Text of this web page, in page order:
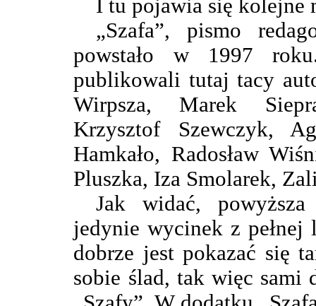
I tu pojawia się kolejne
„Szafa”, pismo
powstało w 1997
publikowali tutaj tacy
Wirpsza, Marek
Krzysztof Szewczyk,
Hamkało, Radosław
Pluszka, Iza Smolarek,
Jak widać,
jedynie wycinek z pełnej
dobrze jest pokazać się
sobie ślad, tak więc sami